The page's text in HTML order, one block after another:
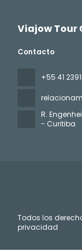
Viajow Tour
Contacto
+55 41
R.
- Curitiba
Todos los
privacidad